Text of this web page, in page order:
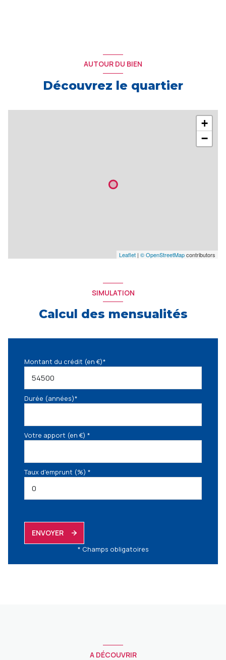
AUTOUR DU BIEN
Découvrez le quartier
+
−
Leaflet | © OpenStreetMapcontributors
SIMULATION
Calcul des mensualités
Montant du crédit (en €)*
Durée (années)*
Votre apport (en €) *
Taux d'emprunt (%) *
ENVOYER
* Champs obligatoires
A DÉCOUVRIR